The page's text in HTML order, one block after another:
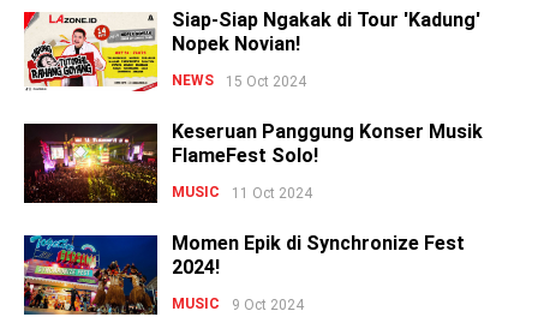
Siap-Siap Ngakak di Tour 'Kadung'
Nopek Novian!
NEWS 15 Oct 2024
Keseruan Panggung Konser Musik
FlameFest Solo!
MUSIC 11 Oct 2024
Momen Epik di Synchronize Fest
2024!
MUSIC 9 Oct 2024